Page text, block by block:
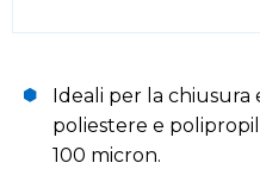
Ideali per la chiusura
poliestere e
100 micron.